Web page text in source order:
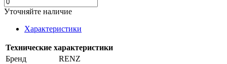
Уточняйте наличие
Характеристики
Технические характеристики
Бренд
RENZ